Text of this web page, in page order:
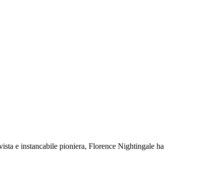
e instancabile pioniera, Florence Nightingale ha